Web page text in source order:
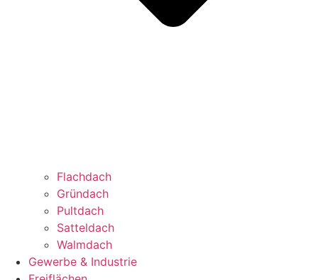
Flachdach
Gründach
Pultdach
Satteldach
Walmdach
Gewerbe & Industrie